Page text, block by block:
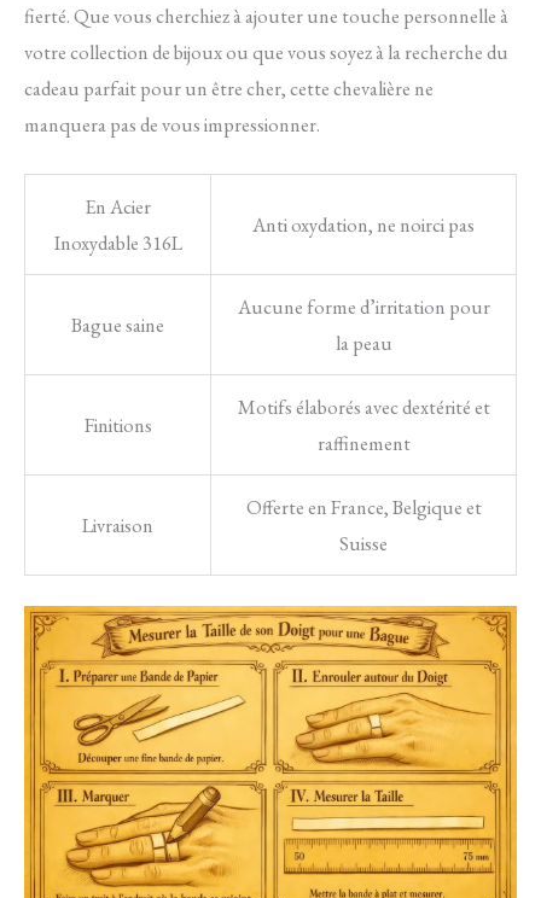
fierté. Que vous cherchiez à ajouter une touche personnelle à
votre collection de bijoux ou que vous soyez à la recherche du
cadeau parfait pour un être cher, cette chevalière ne
manquera pas de vous impressionner.
En Acier
Inoxydable 316L
Anti oxydation, ne noirci pas
Bague saine
Aucune forme d’irritation pour
la peau
Finitions
Motifs élaborés avec dextérité et
raffinement
Livraison
Offerte en France, Belgique et
Suisse